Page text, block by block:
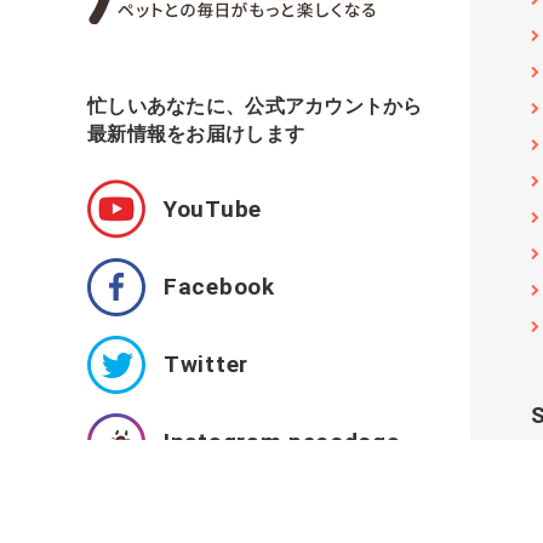
忙しいあなたに、公式アカウントから
最新情報をお届けします
YouTube
Facebook
Twitter
Instagram pecodogs